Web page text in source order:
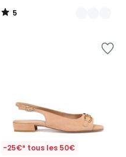
5
/
-25€* tous les 50€